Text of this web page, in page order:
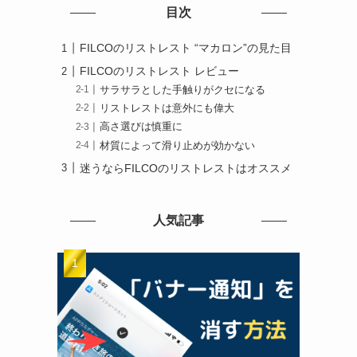
目次
FILCOのリストレスト “マカロン”の見た目
FILCOのリストレスト レビュー
サラサラとした手触りがクセになる
リストレストは意外にも偉大
高さ選びは慎重に
材質によって滑り止めが効かない
迷うならFILCOのリストレストはオススメ
人気記事